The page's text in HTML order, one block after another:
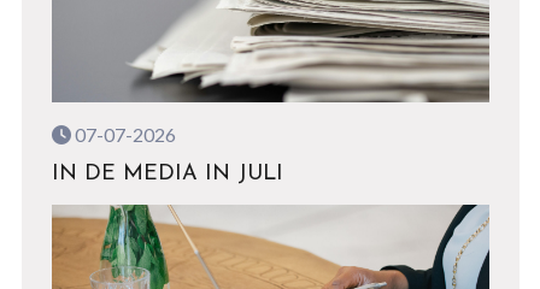
07-07-2026
IN DE MEDIA IN JULI